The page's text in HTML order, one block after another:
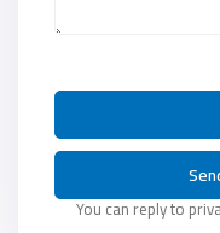
You can reply to